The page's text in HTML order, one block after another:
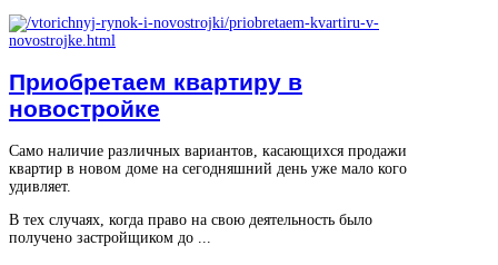
Приобретаем квартиру в
новостройке
Само наличие различных вариантов, касающихся продажи
квартир в новом доме на сегодняшний день уже мало кого
удивляет.
В тех случаях, когда право на свою деятельность было
получено застройщиком до ...